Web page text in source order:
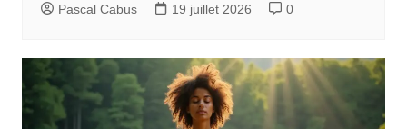
Pascal Cabus 19 juillet 2026 0